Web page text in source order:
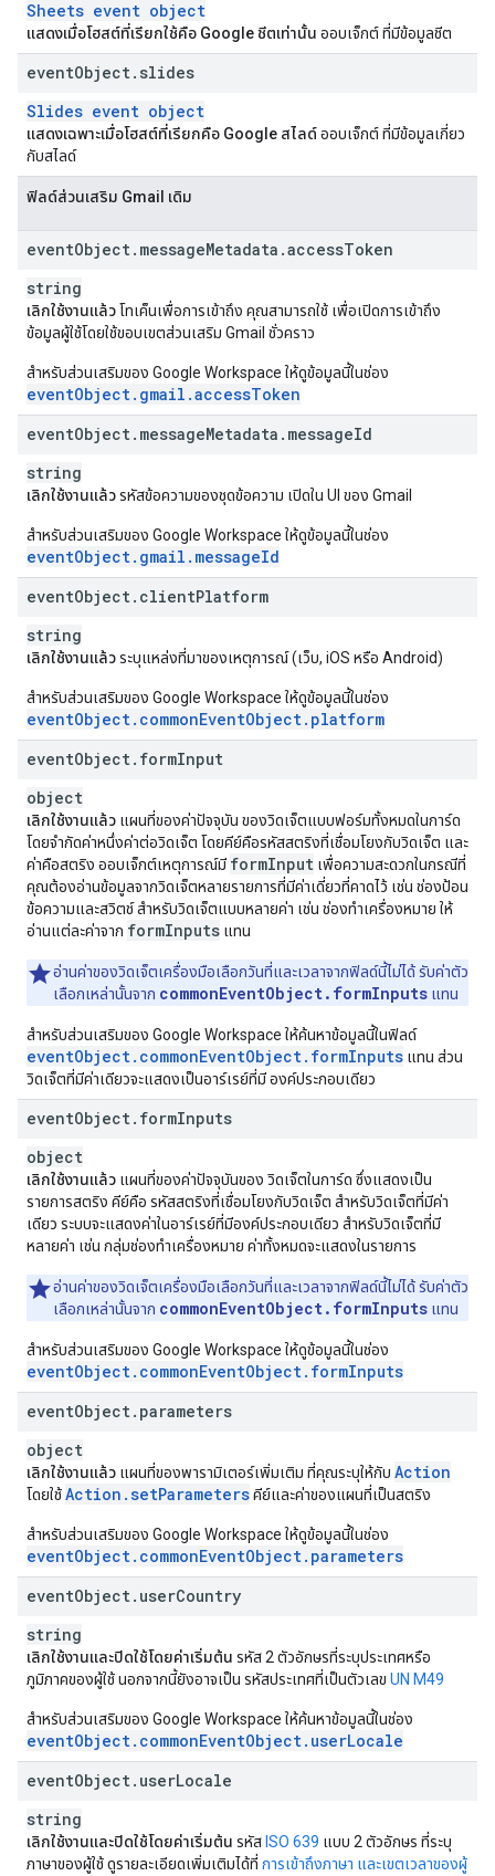
Sheets event object
แสดงเมื่อโฮสต์ที่เรียกใช้คือ Google ชีตเท่านั้น ออบเจ็กต์ ที่มีข้อมูลชีต
eventObject. slides
Slides event object
แสดงเฉพาะเมื่อโฮสต์ที่เรียกคือ Google สไลด์ออบเจ็กต์ ที่มีข้อมูลเกี่ยว
กับสไลด์
ฟิลด์ส่วนเสริม Gmail เดิม
eventObject. messageMetadata .accessToken
string
เลิกใช้งานแล้ว โทเค็นเพื่อการเข้าถึง คุณสามารถใช้ เพื่อเปิดการเข้าถึง
ข้อมูลผู้ใช้โดยใช้ขอบเขตส่วนเสริม Gmail ชั่วคราว
สำหรับส่วนเสริมของ Google Workspace ให้ดูข้อมูลนี้ในช่อง
eventObject.gmail.accessToken
eventObject. messageMetadata . messageId
string
เลิกใช้งานแล้วรหัสข้อความของชุดข้อความ เปิดใน UI ของ Gmail
สำหรับส่วนเสริมของ Google Workspace ให้ดูข้อมูลนี้ในช่อง
eventObject.gmail.messageId
eventObject. clientPlatform
string
เลิกใช้งานแล้วระบุแหล่งที่มาของเหตุการณ์ (เว็บ, iOS หรือ Android)
สำหรับส่วนเสริมของ Google Workspace ให้ดูข้อมูลนี้ในช่อง
eventObject.commonEventObject.platform
eventObject. formInput
object
เลิกใช้งานแล้ว แผนที่ของค่าปัจจุบัน ของวิดเจ็ตแบบฟอร์มทั้งหมดในการ์ด
โดยจำกัดค่าหนึ่งค่าต่อวิดเจ็ต โดยคีย์คือรหัสสตริงที่เชื่อมโยงกับวิดเจ็ต และ
ค่าคือสตริง ออบเจ็กต์เหตุการณ์มี formInput เพื่อความสะดวกในกรณีที่
คุณต้องอ่านข้อมูลจากวิดเจ็ตหลายรายการที่มีค่าเดี่ยวที่คาดไว้ เช่น ช่องป้อน
ข้อความและสวิตช์ สำหรับวิดเจ็ตแบบหลายค่า เช่น ช่องทำเครื่องหมาย ให้
อ่านแต่ละค่าจาก formInputs แทน
อ่านค่าของวิดเจ็ตเครื่องมือเลือกวันที่และเวลาจากฟิลด์นี้ไม่ได้ รับค่าตัว
เลือกเหล่านั้นจาก commonEventObject.formInputs แทน
สำหรับส่วนเสริมของ Google Workspace ให้ค้นหาข้อมูลนี้ในฟิลด์
eventObject.commonEventObject.formInputs แทน ส่วน
วิดเจ็ตที่มีค่าเดียวจะแสดงเป็นอาร์เรย์ที่มี องค์ประกอบเดียว
eventObject. formInputs
object
เลิกใช้งานแล้ว แผนที่ของค่าปัจจุบันของ วิดเจ็ตในการ์ด ซึ่งแสดงเป็น
รายการสตริง คีย์คือ รหัสสตริงที่เชื่อมโยงกับวิดเจ็ต สําหรับวิดเจ็ตที่มีค่า
เดียว ระบบจะแสดงค่าในอาร์เรย์ที่มีองค์ประกอบเดียว สำหรับวิดเจ็ตที่มี
หลายค่า เช่น กลุ่มช่องทําเครื่องหมาย ค่าทั้งหมดจะแสดงในรายการ
อ่านค่าของวิดเจ็ตเครื่องมือเลือกวันที่และเวลาจากฟิลด์นี้ไม่ได้ รับค่าตัว
เลือกเหล่านั้นจาก commonEventObject.formInputs แทน
สำหรับส่วนเสริมของ Google Workspace ให้ดูข้อมูลนี้ในช่อง
eventObject.commonEventObject.formInputs
eventObject. parameters
object
เลิกใช้งานแล้ว แผนที่ของพารามิเตอร์เพิ่มเติม ที่คุณระบุให้กับ Action
โดยใช้Action.setParametersคีย์และค่าของแผนที่เป็นสตริง
สำหรับส่วนเสริมของ Google Workspace ให้ดูข้อมูลนี้ในช่อง
eventObject.commonEventObject.parameters
eventObject. userCountry
string
เลิกใช้งานและปิดใช้โดยค่าเริ่มต้น รหัส 2 ตัวอักษรที่ระบุประเทศหรือ
ภูมิภาคของผู้ใช้ นอกจากนี้ยังอาจเป็น รหัสประเทศที่เป็นตัวเลข UN M49
สำหรับส่วนเสริมของ Google Workspace ให้ค้นหาข้อมูลนี้ในช่อง
eventObject.commonEventObject.userLocale
eventObject. userLocale
string
เลิกใช้งานและปิดใช้โดยค่าเริ่มต้น รหัส ISO 639 แบบ 2 ตัวอักษร ที่ระบุ
ภาษาของผู้ใช้ ดูรายละเอียดเพิ่มเติมได้ที่ การเข้าถึงภาษา และเขตเวลาของผู้